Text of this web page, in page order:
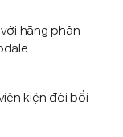
hãng phân
kiện đòi bồi